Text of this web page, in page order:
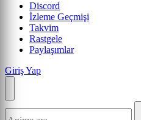
Discord
İzleme Geçmişi
Takvim
Rastgele
Paylaşımlar
Giriş Yap